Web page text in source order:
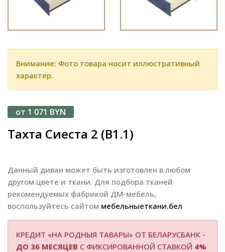
Внимание: Фото товара носит иллюстративный
характер.
от 1 071 BYN
Тахта Сиеста 2 (В1.1)
Данный диван может быть изготовлен в любом
другом цвете и ткани. Для подбора тканей
рекомендуемых фабрикой ДМ-мебель,
воспользуйтесь сайтом мебельныеткани.бел
КРЕДИТ «НА РОДНЫЯ ТАВАРЫ» ОТ БЕЛАРУСБАНК -
ДО 36 МЕСЯЦЕВ С ФИКСИРОВАННОЙ СТАВКОЙ 4%